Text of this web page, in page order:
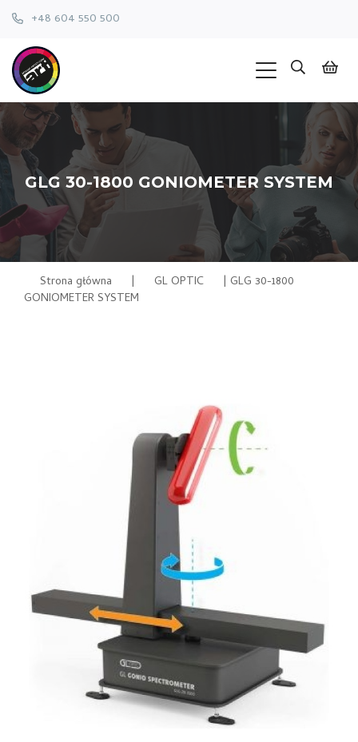
+48 604 550 500
GLG 30-1800 GONIOMETER SYSTEM
Strona główna | GL OPTIC | GLG 30-1800
GONIOMETER SYSTEM